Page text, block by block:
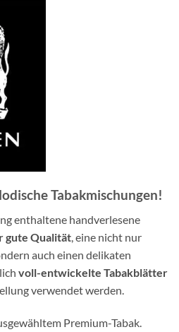
Tabakmischungen!
enthaltene handverlesene
gute Qualität, eine nicht nur
auch einen delikaten
voll-entwickelte Tabakblätter
verwendet werden.
Premium-Tabak.